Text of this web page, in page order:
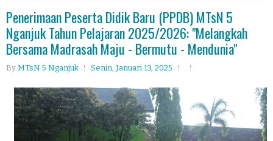
Penerimaan Peserta Didik Baru (PPDB) MTsN 5
Nganjuk Tahun Pelajaran 2025/2026: "Melangkah
Bersama Madrasah Maju - Bermutu - Mendunia"
By MTsN 5 Nganjuk Senin, Januari 13, 2025